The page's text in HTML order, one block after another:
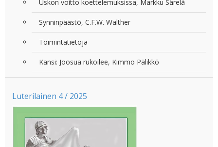
Uskon voitto koettelemuksissa, Markku Särelä
Synninpäästö, C.F.W. Walther
Toimintatietoja
Kansi: Joosua rukoilee, Kimmo Pälikkö
Luterilainen 4 / 2025